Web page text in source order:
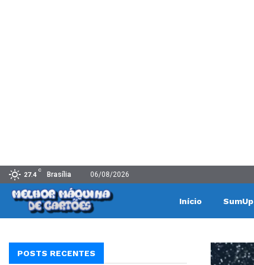
27.4
C
Brasília 06/08/2026
Início SumUp
POSTS RECENTES